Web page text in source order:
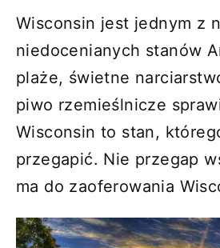
Wisconsin jest jednym z
niedocenianych stanów
plaże, świetne
piwo rzemieślnicze
Wisconsin to stan,
przegapić. Nie przegap
ma do zaoferowania